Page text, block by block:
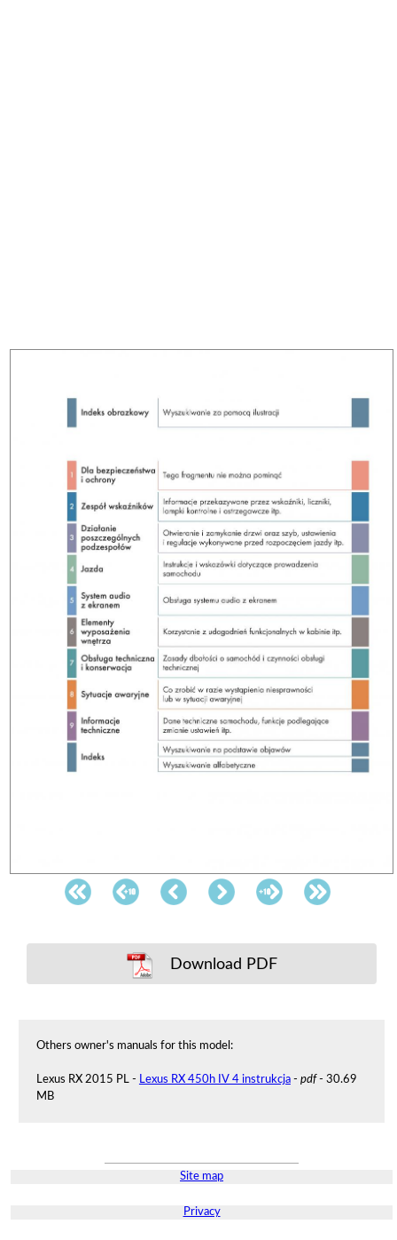
Download PDF
Others owner's manuals for this model:
Lexus RX 2015 PL - Lexus RX 450h IV 4 instrukcja- pdf- 30.69
MB
Site map
Privacy